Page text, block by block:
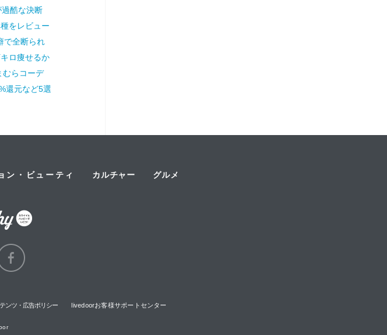
酷な決断
をレビュー
で全断られ
ロ痩せるか
むらコーデ
還元など5選
ン・ビューティ カルチャー グルメ
ンツ・広告ポリシー livedoorお客様サポートセンター